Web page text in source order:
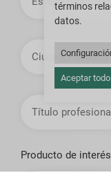
provincia
Pueblo
Municipio
profesional
Producto de
términos
datos.
Aceptar todo